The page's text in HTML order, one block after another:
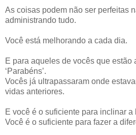
As coisas podem não ser perfeitas
administrando tudo.
Você está melhorando a cada dia.
E para aqueles de vocês que estão
‘Parabéns’.
Vocês já ultrapassaram onde
vidas anteriores.
E você é o suficiente para inclinar a
Você é o suficiente para fazer a